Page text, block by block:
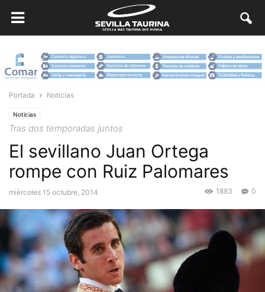
Portada Noticias
Noticias
Tras dos temporadas juntos
El sevillano Juan Ortega
rompe con Ruiz Palomares
miércoles 15 octubre, 2014 0
1883